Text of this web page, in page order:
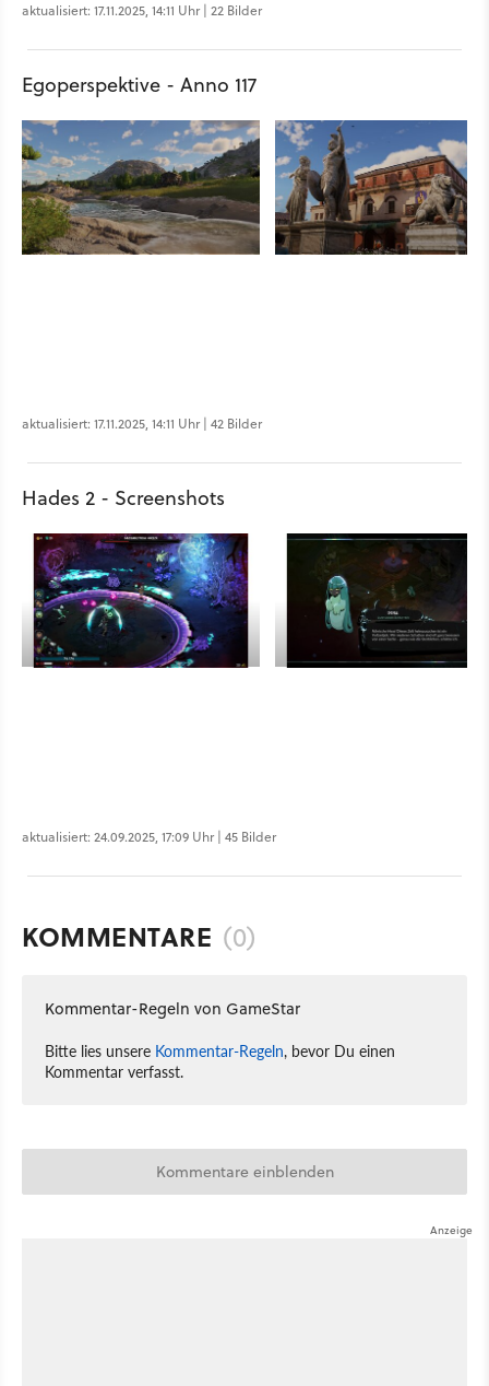
aktualisiert: 17.11.2025, 14:11 Uhr | 22 Bilder
Egoperspektive - Anno 117
aktualisiert: 17.11.2025, 14:11 Uhr | 42 Bilder
Hades 2 - Screenshots
aktualisiert: 24.09.2025, 17:09 Uhr | 45 Bilder
KOMMENTARE (0)
Kommentar-Regeln von GameStar
Bitte lies unsere Kommentar-Regeln, bevor Du einen
Kommentar verfasst.
Kommentare einblenden